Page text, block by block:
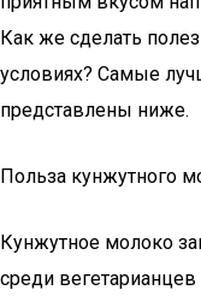
Как же сделать
условиях? Самые
представлены ниже.
Польза кунжутного
Кунжутное молоко
среди